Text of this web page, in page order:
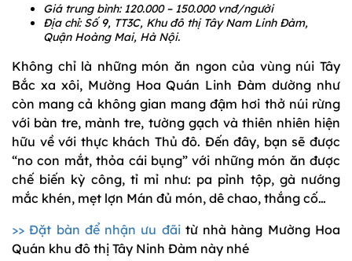
Giá trung bình: 120.000 – 150.000 vnđ/người
Địa chỉ: Số 9, TT3C, Khu đô thị Tây Nam Linh Đàm,
Quận Hoàng Mai, Hà Nội.
Không chỉ là những món ăn ngon của vùng núi Tây
Bắc xa xôi, Mường Hoa Quán Linh Đàm dường như
còn mang cả không gian mang đậm hơi thở núi rừng
với bàn tre, mành tre, tường gạch và thiên nhiên hiện
hữu về với thực khách Thủ đô. Đến đây, bạn sẽ được
“no con mắt, thỏa cái bụng” với những món ăn được
chế biến kỳ công, tỉ mỉ như: pa pỉnh tộp, gà nướng
mắc khén, mẹt lợn Mán đủ món, dê chao, thắng cố…
>> Đặt bàn để nhận ưu đãitừ nhà hàng Mường Hoa
Quán khu đô thị Tây Ninh Đàm này nhé